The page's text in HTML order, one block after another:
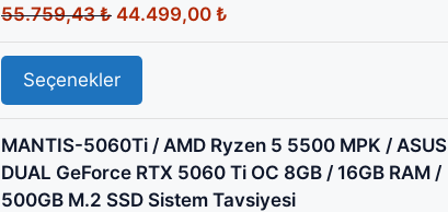
55.759,43₺ Orijinal
fiyat:
55.759,43 ₺.
44.499,00 ₺
andaki
Seçenekler
MANTIS-5060Ti / AMD Ryzen 5 5500 MPK / ASUS
DUAL GeForce RTX 5060 Ti OC 8GB / 16GB RAM /
500GB M.2 SSD Sistem Tavsiyesi